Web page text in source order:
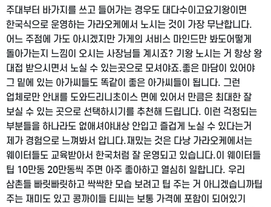
주대부터 바가지를 쓰고 들어가는 경우도 대다수이고요기왕이면
한국식으로 운영하는 가라오케에서 노시는 것이 가장 무난합니다.
어느 주점에 가도 아시겠지만 가게의 서비스 마인드만 봐도어떻게
돌아가는지 느낌이 오시는 사장님들 계시죠? 기왕 노시는 거 항상 왕
대접 받으시면서 노실 수 있는곳으로 모셔야죠.좋은 마담이 있어야
그 밑에 있는 아가씨들도 똑같이 좋은 아가씨들이 됩니다. 그런
업체로만 안내를 도와드리니 초이스 면에 있어서 만큼은 최대한 잘
보실 수 있는 곳으로 선택하시기를 추천해 드립니다. 이런 걱정되는
부분들을 하나라도 없애셔야내상 안입고 즐겁게 노실 수 있다는거
제가 경험으로 느껴봐서 압니다.재밌는 것은 다낭 가라오케에서는
웨이터들도 교육받아서 한국처럼 잘 운영되고 있습니다.이 웨이터들
팁 10만동 20만동씩 주면 아주 좋아하고 열심히 일합니다. 우리
삼촌들 빠릿빠릿하고 싹싹한 모습 보려고 팁 주는 거 아니겠습니까팁
주는 재미도 있고 콩까이들 티씨는 보통 가격에 포함이 되어있기